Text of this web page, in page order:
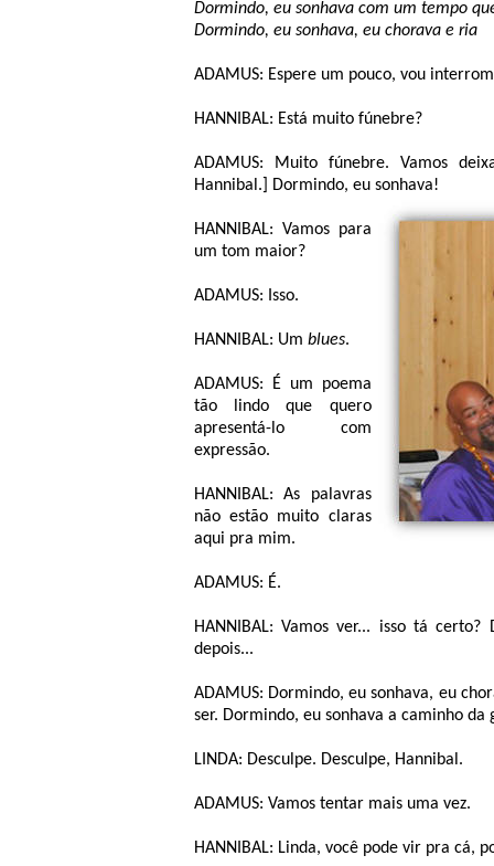
Dormindo, eu sonhava com um tempo
Dormindo, eu sonhava, eu chorava e ria
ADAMUS: Espere um pouco, vou
HANNIBAL: Está muito fúnebre?
ADAMUS: Muito fúnebre. Vamos
Hannibal.] Dormindo, eu sonhava!
HANNIBAL: Vamos para
um tom maior?
ADAMUS: Isso.
HANNIBAL: Um blues.
ADAMUS: É um poema
tão lindo que quero
apresentá-lo com
expressão.
HANNIBAL: As palavras
não estão muito claras
aqui pra mim.
ADAMUS: É.
HANNIBAL: Vamos ver... isso tá
depois...
ADAMUS: Dormindo, eu sonhava, eu
ser. Dormindo, eu sonhava a caminho da
LINDA: Desculpe. Desculpe, Hannibal.
ADAMUS: Vamos tentar mais uma vez.
HANNIBAL: Linda, você pode vir pra cá,